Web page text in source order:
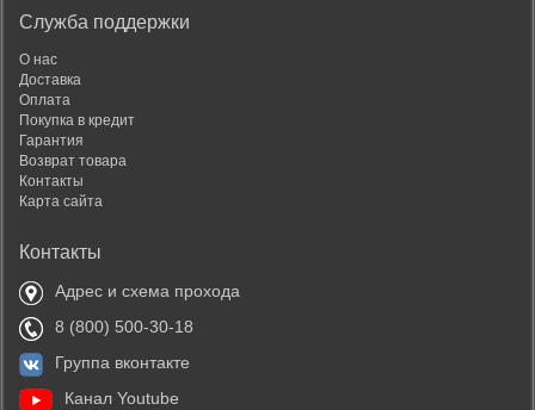
Служба поддержки
О нас
Доставка
Оплата
Покупка в кредит
Гарантия
Возврат товара
Контакты
Карта сайта
Контакты
Адрес и схема прохода
8 (800) 500-30-18
Группа вконтакте
Канал Youtube